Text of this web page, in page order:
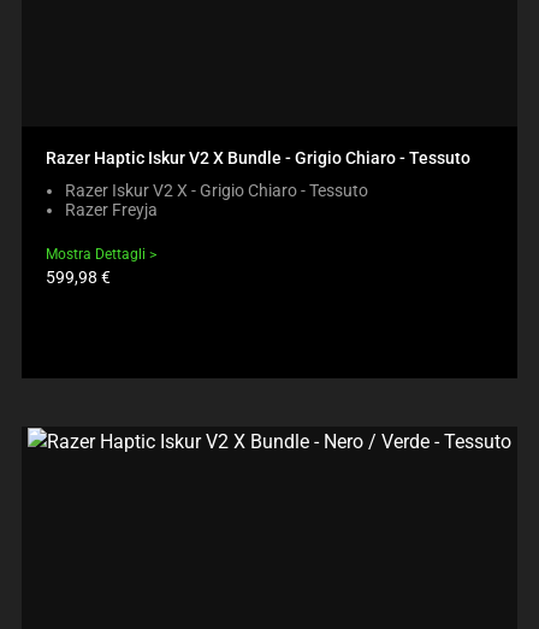
Razer Haptic Iskur V2 X Bundle - Grigio Chiaro - Tessuto
Razer Iskur V2 X - Grigio Chiaro - Tessuto
Razer Freyja
Mostra Dettagli
Prezzo
prodotto:
599,98 €